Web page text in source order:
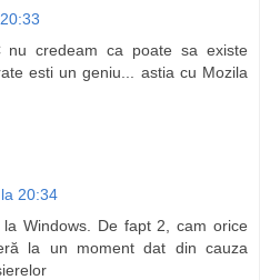
credeam ca poate sa existe
esti un geniu... astia cu Mozila
20:34
Windows. De fapt 2, cam orice
la un moment dat din cauza